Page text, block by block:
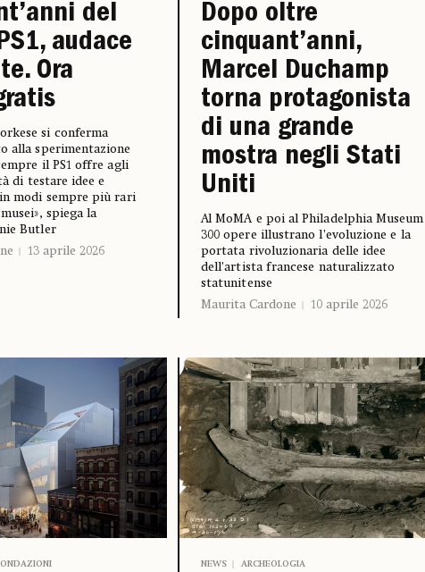
del
audace
Ora
si conferma
alla sperimentazione
il PS1 offre agli
di testare idee e
modi sempre più rari
spiega la
Butler
13 aprile 2026
Dopo oltre
cinquant’anni,
Marcel Duchamp
torna protagonista
di una grande
mostra negli Stati
Uniti
Al MoMA e poi al Philadelphia Museum
300 opere illustrano l’evoluzione e la
portata rivoluzionaria delle idee
dell’artista francese naturalizzato
statunitense
Maurita Cardone
10 aprile 2026
NEWS ARCHEOLOGIA